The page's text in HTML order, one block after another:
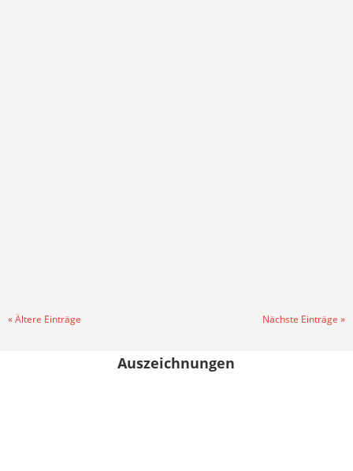
« Ältere Einträge Nächste Einträge »
Auszeichnungen